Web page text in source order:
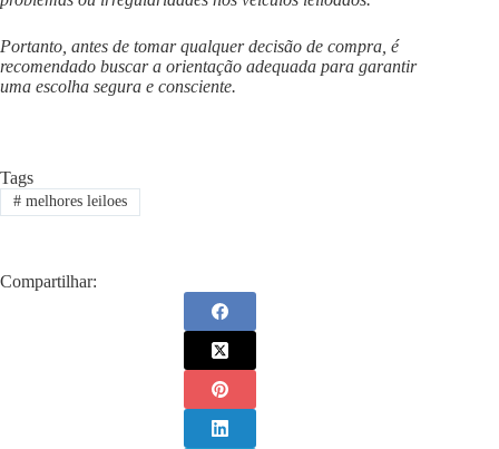
Portanto, antes de tomar qualquer decisão de compra, é
recomendado buscar a orientação adequada para garantir
uma escolha segura e consciente.
Tags
#melhores leiloes
Compartilhar: